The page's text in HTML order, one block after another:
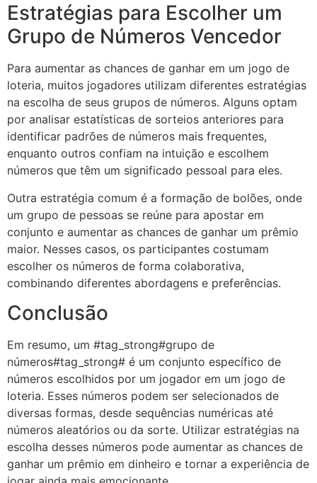
Estratégias para Escolher um
Grupo de Números Vencedor
Para aumentar as chances de ganhar em um jogo de
loteria, muitos jogadores utilizam diferentes estratégias
na escolha de seus grupos de números. Alguns optam
por analisar estatísticas de sorteios anteriores para
identificar padrões de números mais frequentes,
enquanto outros confiam na intuição e escolhem
números que têm um significado pessoal para eles.
Outra estratégia comum é a formação de bolões, onde
um grupo de pessoas se reúne para apostar em
conjunto e aumentar as chances de ganhar um prêmio
maior. Nesses casos, os participantes costumam
escolher os números de forma colaborativa,
combinando diferentes abordagens e preferências.
Conclusão
Em resumo, um #tag_strong#grupo de
números#tag_strong# é um conjunto específico de
números escolhidos por um jogador em um jogo de
loteria. Esses números podem ser selecionados de
diversas formas, desde sequências numéricas até
números aleatórios ou da sorte. Utilizar estratégias na
escolha desses números pode aumentar as chances de
ganhar um prêmio em dinheiro e tornar a experiência de